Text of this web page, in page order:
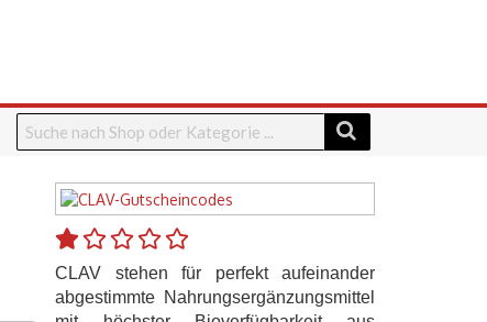
CLAV stehen für perfekt aufeinander
abgestimmte Nahrungsergänzungsmittel